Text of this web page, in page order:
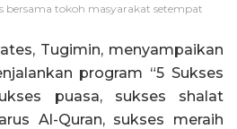
bersama tokoh masyarakat setempat
Tugimin, menyampaikan
program “5 Sukses
puasa, sukses shalat
Al-Quran, sukses meraih